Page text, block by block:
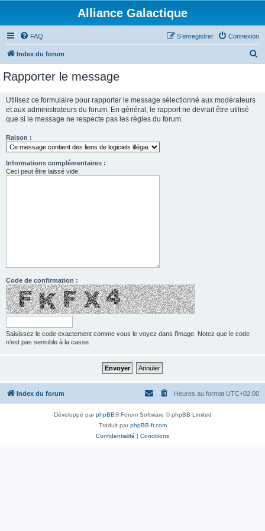
Alliance Galactique
FAQ Connexion
S’enregistrer
Index du forum
Rapporter le message
Utilisez ce formulaire pour rapporter le message sélectionné aux modérateurs
et aux administrateurs du forum. En général, le rapport ne devrait être utilisé
que si le message ne respecte pas les règles du forum.
Raison :
Informations complémentaires :
Ceci peut être laissé vide.
Code de confirmation :
Saisissez le code exactement comme vous le voyez dans l’image. Notez que le code
n’est pas sensible à la casse.
Index du forum Heures au format UTC+02:00
Développé parphpBB® Forum Software © phpBB Limited
Traduit parphpBB-fr.com
Confidentialité | Conditions